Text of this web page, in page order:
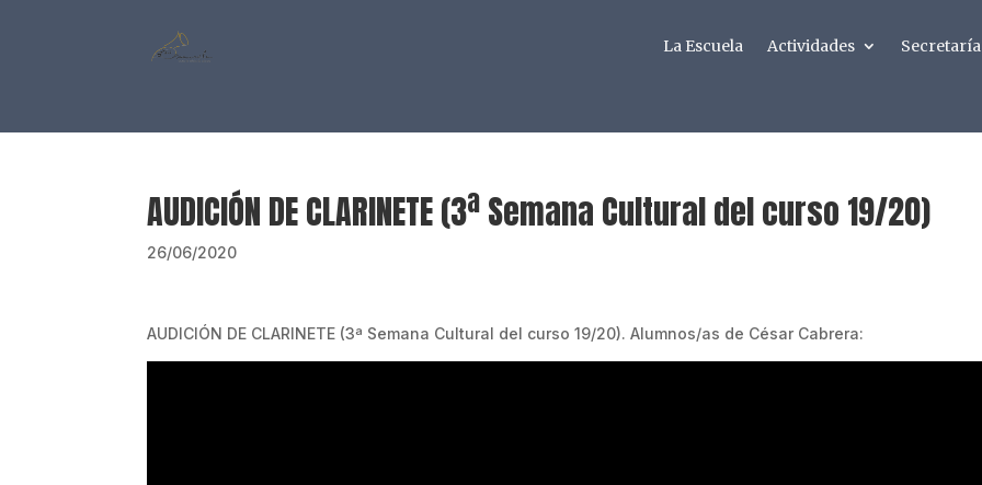
La Escuela Actividades Secretaría
AUDICIÓN DE CLARINETE (3ª Semana Cultural del curso 19/20)
26/06/2020
AUDICIÓN DE CLARINETE (3ª Semana Cultural del curso 19/20). Alumnos/as de César Cabrera: